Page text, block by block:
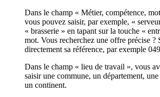
Dans le champ « Métier, compétence,
vous pouvez saisir, par exemple, «
« brasserie » en tapant sur la touche «
mot. Vous recherchez une offre précise ?
directement sa référence, par exemple
Dans le champ « lieu de travail », vous
saisir une commune, un département,
un continent.